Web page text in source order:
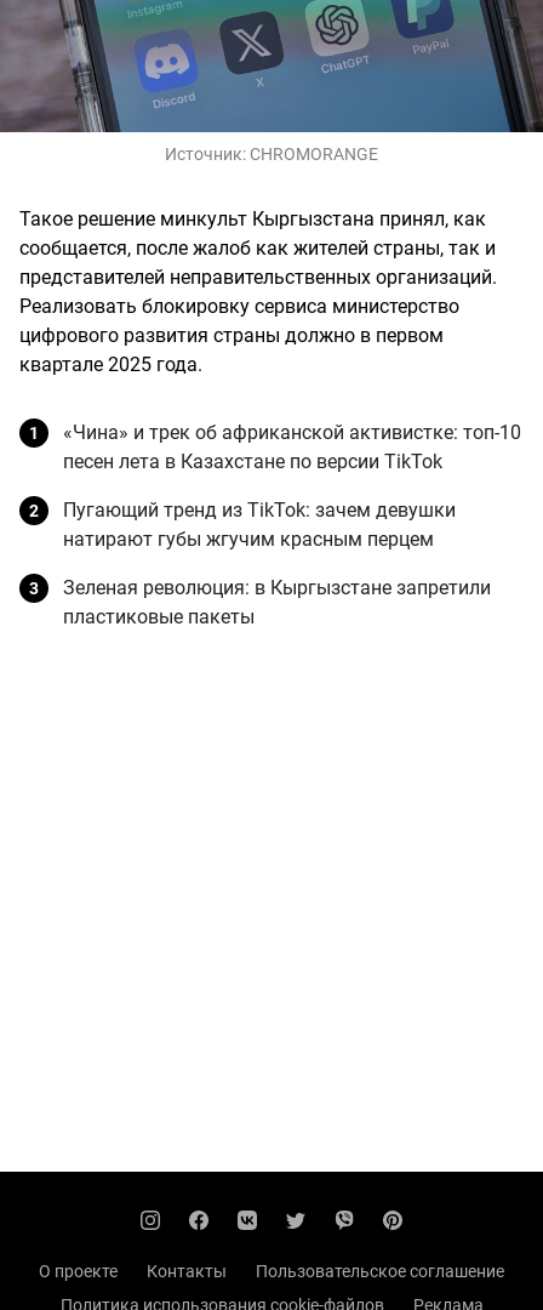
Источник: CHROMORANGE
Такое решение минкульт Кыргызстана принял, как
сообщается, после жалоб как жителей страны, так и
представителей неправительственных организаций.
Реализовать блокировку сервиса министерство
цифрового развития страны должно в первом
квартале 2025 года.
«Чина» и трек об африканской активистке: топ-10
песен лета в Казахстане по версии TikTok
Пугающий тренд из TikTok: зачем девушки
натирают губы жгучим красным перцем
Зеленая революция: в Кыргызстане запретили
пластиковые пакеты
О проекте Контакты
Пользовательское соглашение
Политика использования cookie-файлов
Реклама